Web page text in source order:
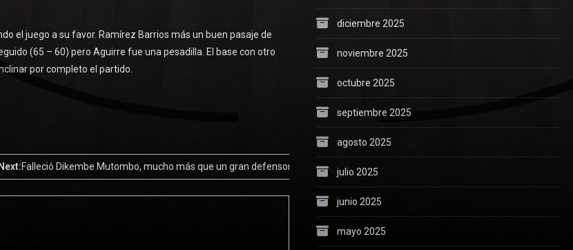
el juego a su favor. Ramírez Barrios más un buen pasaje de
(65 – 60) pero Aguirre fue una pesadilla. El base con otro
por completo el partido.
Next:Falleció Dikembe Mutombo, mucho más que un gran defensor
diciembre 2025
noviembre 2025
octubre 2025
septiembre 2025
agosto 2025
julio 2025
junio 2025
mayo 2025